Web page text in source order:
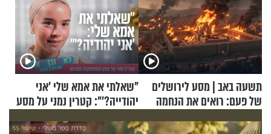
תשעה באב | מסע לירושלים
של פעם: רואים את הנחמה
"שאלתי את אמא שלי 'אני
יהודייה?'": קטרין נמני על מסע
ההתחזקות המרגש